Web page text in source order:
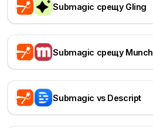
Submagic срещу Gling
Submagic срещу Munch
Submagic vs Descript